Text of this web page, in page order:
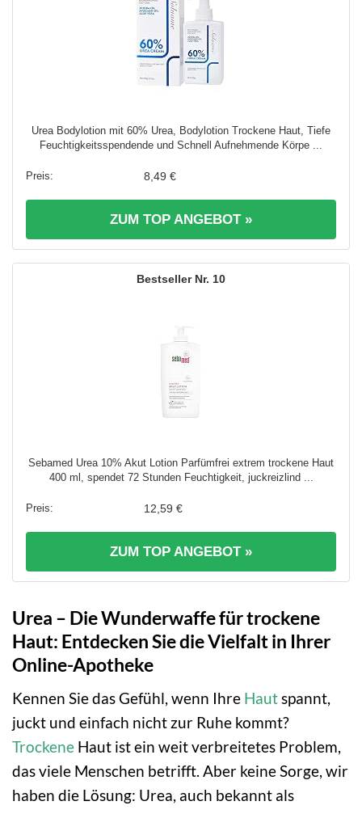
Urea Bodylotion mit 60% Urea, Bodylotion Trockene Haut, Tiefe
Feuchtigkeitsspendende und Schnell Aufnehmende Körpe ...
8,49 €
ZUM TOP ANGEBOT »
10
Sebamed Urea 10% Akut Lotion Parfümfrei extrem trockene Haut
400 ml, spendet 72 Stunden Feuchtigkeit, juckreizlind ...
12,59 €
ZUM TOP ANGEBOT »
Urea – Die Wunderwaffe für trockene
Haut: Entdecken Sie die Vielfalt in Ihrer
Online-Apotheke
Kennen Sie das Gefühl, wenn Ihre Hautspannt,
juckt und einfach nicht zur Ruhe kommt?
Trockene Haut ist ein weit verbreitetes Problem,
das viele Menschen betrifft. Aber keine Sorge, wir
haben die Lösung: Urea, auch bekannt als